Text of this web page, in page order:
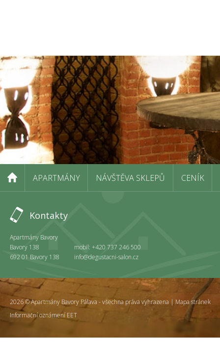
APARTMÁNY NÁVŠTĚVA SKLEPŮ CENÍK
Kontakty
Apartmány Bavory
Bavory 138
692 01 Bavory 138
mobil: +420 737 246 500
info@degustacni-salon.cz
2026 © Apartmány Bavory Pálava - všechna práva vyhrazena | Mapa stránek
Informační oznámení EET